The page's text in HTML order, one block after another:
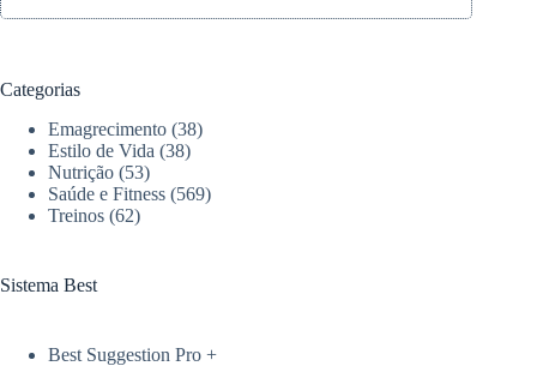
reduzir
risco
de
morte
por
câncer
Categorias
Emagrecimento (38)
Estilo de Vida (38)
Nutrição (53)
Saúde e Fitness (569)
Treinos (62)
Sistema Best
Best Suggestion Pro +